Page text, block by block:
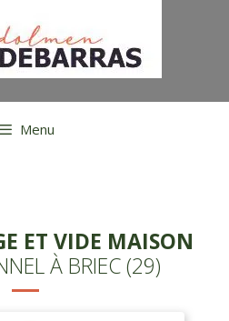
Menu
ET VIDE MAISON
À BRIEC (29)